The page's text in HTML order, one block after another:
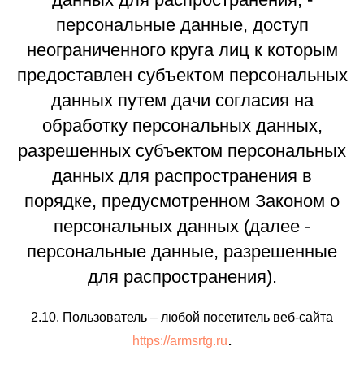
персональные данные, доступ
неограниченного круга лиц к которым
предоставлен субъектом персональных
данных путем дачи согласия на
обработку персональных данных,
разрешенных субъектом персональных
данных для распространения в
порядке, предусмотренном Законом о
персональных данных (далее -
персональные данные, разрешенные
для распространения).
2.10. Пользователь – любой посетитель веб-сайта
https://armsrtg.ru.